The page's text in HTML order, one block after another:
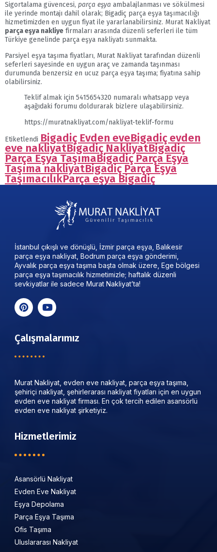
Sigortalama güvencesi, parça eşya ambalajlanması ve sökülmesi
ile yerinde montajı dahil olarak; Bigadiç parça eşya taşımacılığı
hizmetimizden en uygun fiyat ile yararlanabilirsiniz. Murat Nakliyat
parça eşya nakliye firmaları arasında düzenli seferleri ile tüm
Türkiye genelinde parça eşya nakliyatı sunmakta.
Parsiyel eşya taşıma fiyatları, Murat Nakliyat tarafından düzenli
seferleri sayesinde en uygun araç ve zamanda taşınması
durumunda benzersiz en ucuz parça eşya taşıma; fiyatına sahip
olabilirsiniz.
Teklif almak için 5415654320 numaralı whatsapp veya
aşağıdaki forumu doldurarak bizlere ulaşabilirsiniz.
https://muratnakliyat.com/nakliyat-teklif-formu
Etiketlendi Bigadiç Evden eveBigadiç evden
eve nakliyatBigadiç NakliyatBigadiç
Parça Eşya TaşımaBigadiç Parça Eşya
Taşıma nakliyatBigadiç Parça Eşya
TaşımacılıkParça eşya Bigadiç
İstanbul çıkışlı ve dönüşlü, İzmir parça eşya, Balıkesir
parça eşya nakliyat, Bodrum parça eşya gönderimi,
Ayvalık parça eşya taşıma başta olmak üzere, Ege bölgesi
parça eşya taşımacılık hizmetimizle; haftalık düzenli
sevkiyatlar ile sadece Murat Nakliyat’ta!
Çalışmalarımız
Murat Nakliyat, evden eve nakliyat, parça eşya taşıma,
şehiriçi nakliyat, şehirlerarası nakliyat fiyatları için en uygun
evden eve nakliyat firması. En çok tercih edilen asansörlü
evden eve nakliyat şirketiyiz.
Hizmetlerimiz
Asansörlü Nakliyat
Evden Eve Nakliyat
Eşya Depolama
Parça Eşya Taşıma
Ofis Taşıma
Uluslararası Nakliyat